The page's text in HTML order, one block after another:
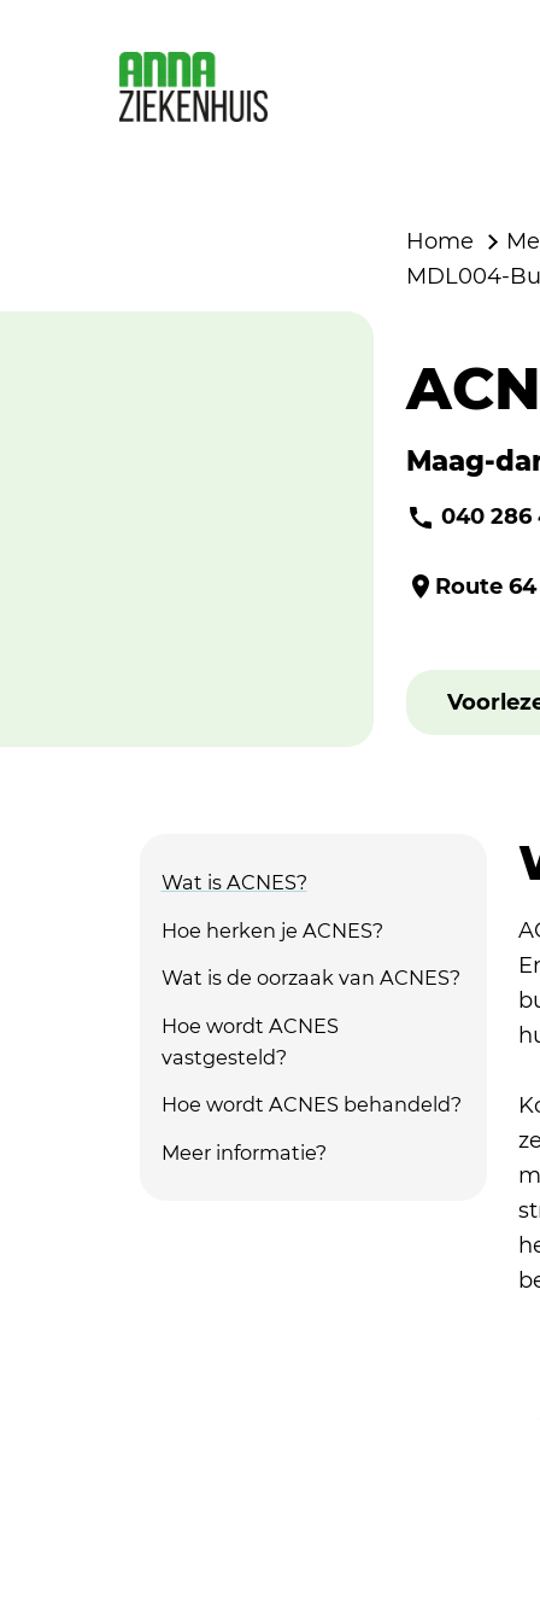
Home
MDL004-
Maag-
040 286
Route 64
Wat is ACNES?
Hoe herken je ACNES?
Wat is de oorzaak van ACNES?
Hoe wordt ACNES
vastgesteld?
Hoe wordt ACNES behandeld?
Meer informatie?